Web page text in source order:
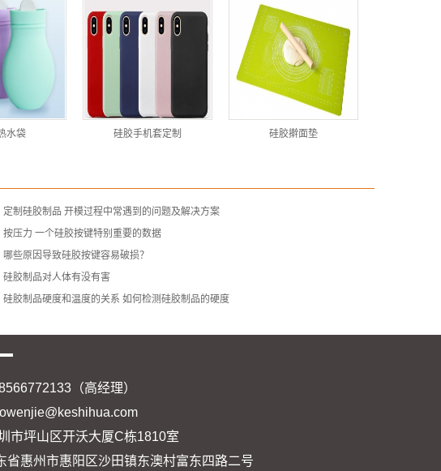
水袋 硅胶手机套定制 硅胶擀面垫
定制硅胶制品 开模过程中常遇到的问题及解决方案
按压力 一个硅胶按键特别重要的数据
哪些原因导致硅胶按键容易破损？
硅胶制品对人体有没有害
硅胶制品硬度和温度的关系 如何检测硅胶制品的硬度
（高经理）
市坪山区开沃大厦C栋1810室
省惠州市惠阳区沙田镇东澳村富东四路二号